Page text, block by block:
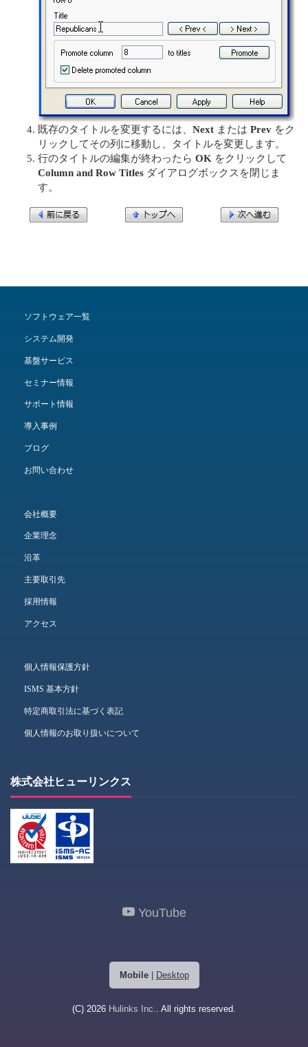
既存のタイトルを変更するには、 Next または Prev をク
リックしてその列に移動し、タイトルを変更します。
行のタイトルの編集が終わったら OK をクリックして
Column and Row Titles ダイアログボックスを閉じま
す。
ソフトウェア一覧
システム開発
基盤サービス
セミナー情報
サポート情報
導入事例
ブログ
お問い合わせ
会社概要
企業理念
沿革
主要取引先
採用情報
アクセス
個人情報保護方針
ISMS 基本方針
特定商取引法に基づく表記
個人情報のお取り扱いについて
株式会社ヒューリンクス
YouTube
Mobile| Desktop
(C) 2026 Hulinks Inc.. All rights reserved.